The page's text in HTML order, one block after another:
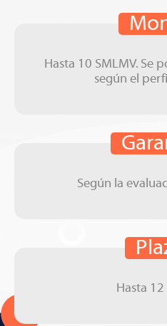
Hasta 10 SMLMV. Se
según el
Según la
Hasta 12